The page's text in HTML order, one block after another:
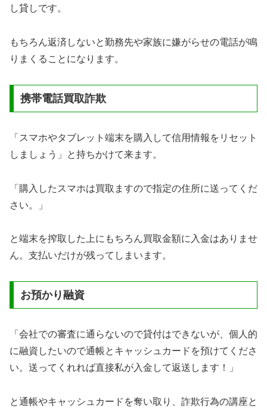
し貸しです。
もちろん返済しないと勤務先や家族に嫌がらせの電話が鳴
りまくることになります。
携帯電話買取詐欺
「スマホやタブレット端末を購入して信用情報をリセット
しましょう」と持ちかけて来ます。
「購入したスマホは買取ますので指定の住所に送ってくだ
さい。」
と端末を搾取した上にもちろん買取金額に入金はありませ
ん。支払いだけが残ってしまいます。
お預かり融資
「会社での審査に通らないので貸付はできないが、個人的
に融資したいので通帳とキャッシュカードを預けてくださ
い。送ってくれれば直接私が入金して返送します！」
と通帳やキャッシュカードを奪い取り、詐欺行為の講座と